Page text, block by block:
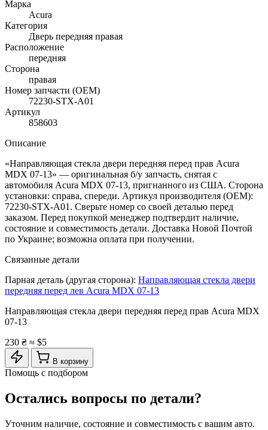
Марка
Acura
Категория
Дверь передняя правая
Расположение
передняя
Сторона
правая
Номер запчасти (OEM)
72230-STX-A01
Артикул
858603
Описание
«Направляющая стекла двери передняя перед прав Acura
MDX 07-13» — оригинальная б/у запчасть, снятая с
автомобиля Acura MDX 07-13, пригнанного из США. Сторона
установки: справа, спереди. Артикул производителя (OEM):
72230-STX-A01. Сверьте номер со своей деталью перед
заказом. Перед покупкой менеджер подтвердит наличие,
состояние и совместимость детали. Доставка Новой Почтой
по Украине; возможна оплата при получении.
Связанные детали
Парная деталь (другая сторона): Направляющая стекла двери
передняя перед лев Acura MDX 07-13
Направляющая стекла двери передняя перед прав Acura MDX
07-13
230 ₴ ≈ $5
В корзину
Помощь с подбором
Остались вопросы по детали?
Уточним наличие, состояние и совместимость с вашим авто.